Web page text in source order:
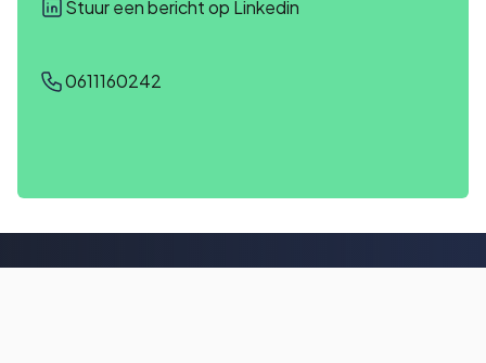
Stuur een bericht op Linkedin
0611160242